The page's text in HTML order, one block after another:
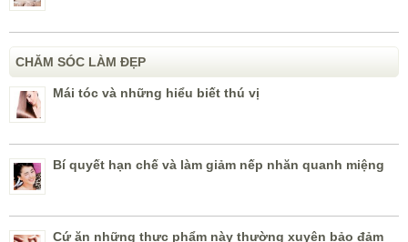
CHĂM SÓC LÀM ĐẸP
Mái tóc và những hiểu biết thú vị
Bí quyết hạn chế và làm giảm nếp nhăn quanh miệng
Cứ ăn những thực phẩm này thường xuyên bảo đảm